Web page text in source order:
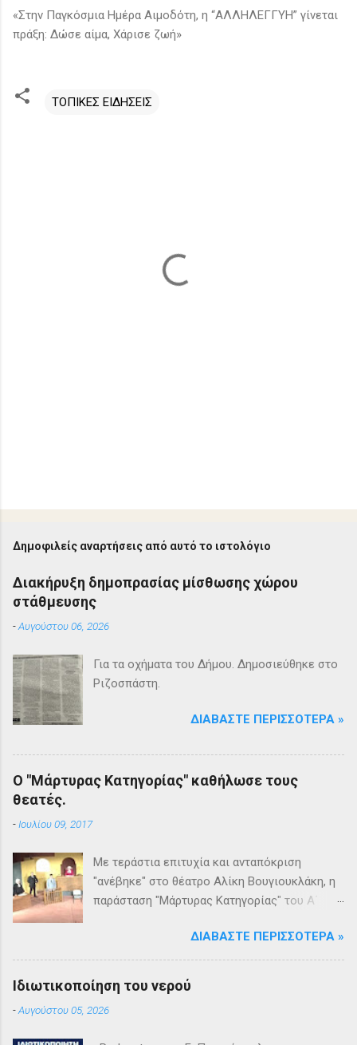
«Στην Παγκόσμια Ημέρα Αιμοδότη, η “ΑΛΛΗΛΕΓΓΥΗ” γίνεται
πράξη: Δώσε αίμα, Χάρισε ζωή»
ΤΟΠΙΚΕΣ ΕΙΔΗΣΕΙΣ
Δημοφιλείς αναρτήσεις από αυτό το ιστολόγιο
Διακήρυξη δημοπρασίας μίσθωσης χώρου
στάθμευσης
-Αυγούστου 06, 2026
Για τα οχήματα του Δήμου. Δημοσιεύθηκε στο
Ριζοσπάστη.
ΔΙΑΒΆΣΤΕ ΠΕΡΙΣΣΌΤΕΡΑ »
Ο "Μάρτυρας Κατηγορίας" καθήλωσε τους
θεατές.
-Ιουλίου 09, 2017
Με τεράστια επιτυχία και ανταπόκριση
"ανέβηκε" στο θέατρο Αλίκη Βουγιουκλάκη, η
παράσταση "Μάρτυρας Κατηγορίας" του Α΄
Βριλησσίων. Το θέατρο γέμισε και πάνω από
1500 θεατές και τις δύο βραδιές απόλαυσαν
κυριολεκτικά μία σπουδαία παράσταση
υψηλής δραματουργίας. Το έργο της Αγκάθα
Κρίστι καθήλωσε τους θεατρόφιλους σε όλη
ΔΙΑΒΆΣΤΕ ΠΕΡΙΣΣΌΤΕΡΑ »
Ιδιωτικοποίηση του νερού
-Αυγούστου 05, 2026